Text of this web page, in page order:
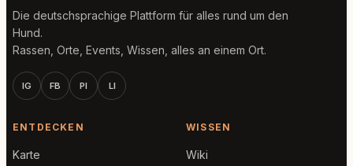
Die deutschsprachige Plattform für alles rund um den
Hund.
Rassen, Orte, Events, Wissen, alles an einem Ort.
IG FB PI LI
ENTDECKEN
Karte
WISSEN
Wiki